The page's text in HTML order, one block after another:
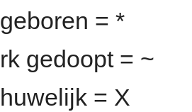
geboren = *
rk gedoopt = ~
huwelijk = X